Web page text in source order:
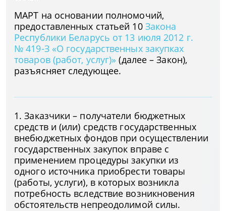
МАРТ на основании полномочий,
предоставленных статьей 10 Закона
Республики Беларусь от 13 июля 2012 г.
№ 419-З «О государственных закупках
товаров (работ, услуг)» (далее – Закон),
разъясняет следующее.
1. Заказчики – получатели бюджетных
средств и (или) средств государственных
внебюджетных фондов при осуществлении
государственных закупок вправе с
применением процедуры закупки из
одного источника приобрести товары
(работы, услуги), в которых возникла
потребность вследствие возникновения
обстоятельств непреодолимой силы.